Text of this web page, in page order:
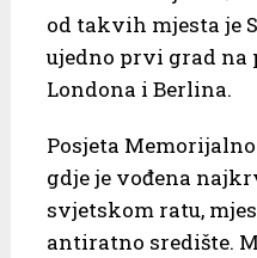
od takvih mjesta je
ujedno prvi grad na
Londona i Berlina.
Posjeta
gdje je vođena
svjetskom ratu,
antiratno središte.